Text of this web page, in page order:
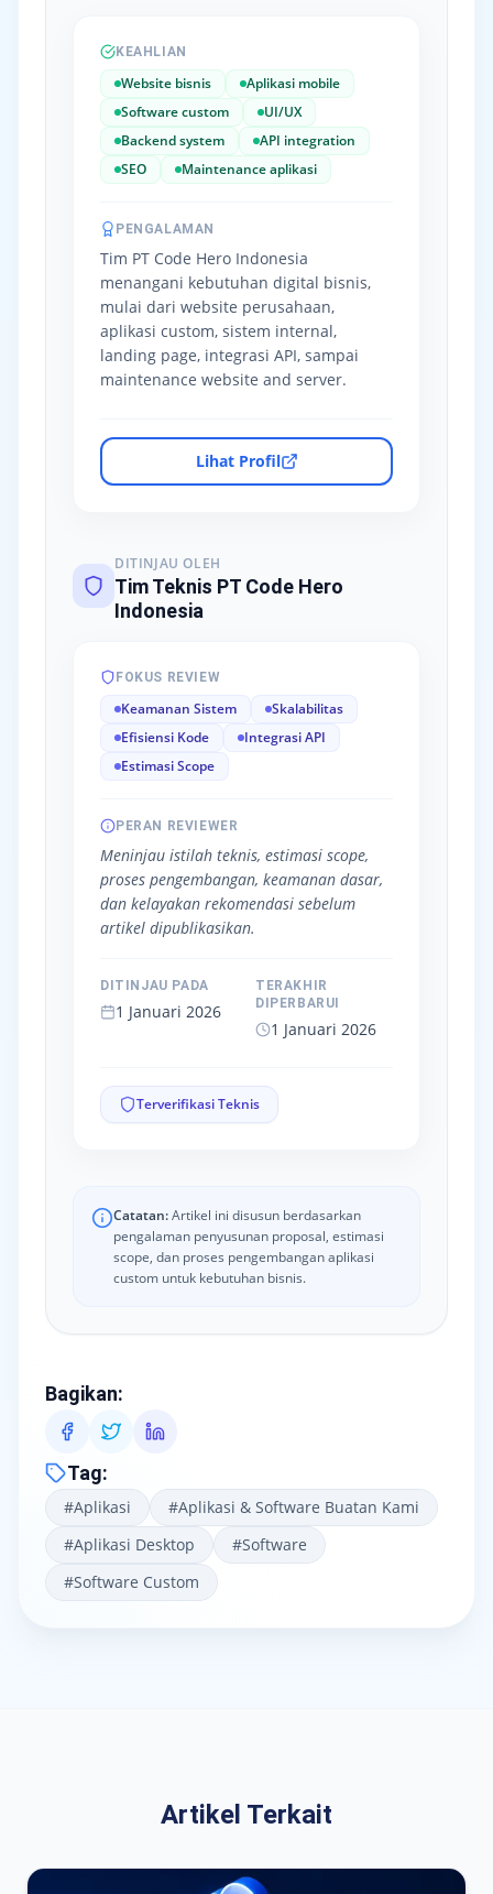
KEAHLIAN
Website bisnis
Aplikasi mobile
Software custom
UI/UX
Backend system
API integration
SEO
Maintenance aplikasi
PENGALAMAN
Tim PT Code Hero Indonesia
menangani kebutuhan digital bisnis,
mulai dari website perusahaan,
aplikasi custom, sistem internal,
landing page, integrasi API, sampai
maintenance website and server.
Lihat Profil
DITINJAU OLEH
Tim Teknis PT Code Hero
Indonesia
FOKUS REVIEW
Keamanan Sistem
Skalabilitas
Efisiensi Kode
Integrasi API
Estimasi Scope
PERAN REVIEWER
Meninjau istilah teknis, estimasi scope,
proses pengembangan, keamanan dasar,
dan kelayakan rekomendasi sebelum
artikel dipublikasikan.
DITINJAU PADA
1 Januari 2026
TERAKHIR
DIPERBARUI
1 Januari 2026
Terverifikasi Teknis
Catatan:Artikel ini disusun berdasarkan
pengalaman penyusunan proposal, estimasi
scope, dan proses pengembangan aplikasi
custom untuk kebutuhan bisnis.
Bagikan:
Tag:
#Aplikasi #Aplikasi & Software Buatan Kami
#Aplikasi Desktop #Software
#Software Custom
Artikel Terkait